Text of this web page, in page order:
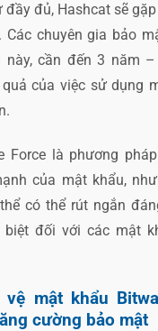
đầy đủ, Hashcat sẽ
Các chuyên gia bảo
này, cần đến 3 năm
của việc sử dụng
Force là phương
của mật khẩu,
có thể rút ngắn
biệt đối với các mật
mật khẩu
cường bảo mật